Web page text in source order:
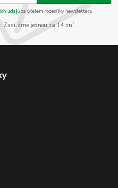
údajůza účelem rozesílky newsletteru.
Zasíláme jednou za 14 dní.